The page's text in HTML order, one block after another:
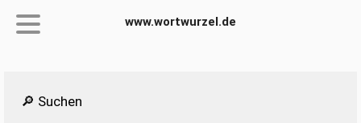
www.wortwurzel.de
🔎 Suchen